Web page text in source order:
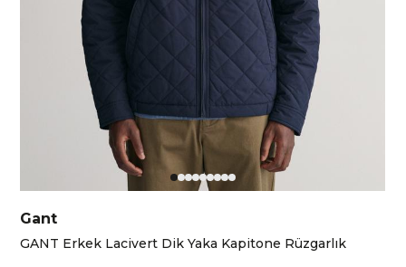
Gant
GANT Erkek Lacivert Dik Yaka Kapitone Rüzgarlık